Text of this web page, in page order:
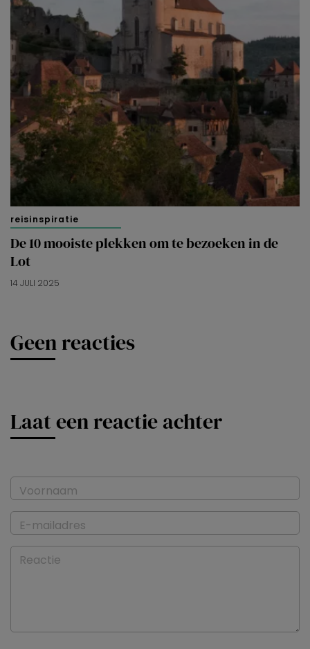
reisinspiratie
De 10 mooiste plekken om te bezoeken in de
Lot
14 JULI 2025
Geen reacties
Laat een reactie achter
Voornaam
E-mailadres
Reactie